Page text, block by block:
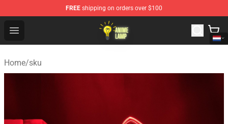
FREE shipping on orders over $100
Open menu
Anime Lamp Shop - The Best Store of Anime Lamp
Home/sku